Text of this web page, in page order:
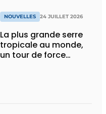
NOUVELLES 24 JUILLET 2026
La plus grande serre
tropicale au monde,
un tour de force